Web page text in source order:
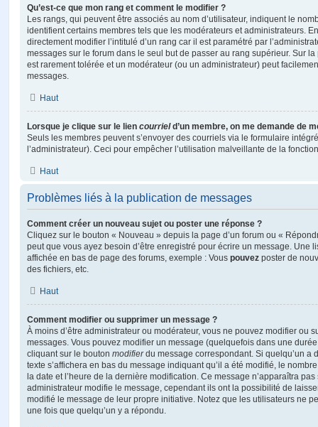
Qu’est-ce que mon rang et comment le modifier ?
Les rangs, qui peuvent être associés au nom d’utilisateur, indiquent le
identifient certains membres tels que les modérateurs et administrateurs.
directement modifier l’intitulé d’un rang car il est paramétré par
messages sur le forum dans le seul but de passer au rang supérieur. Sur
est rarement tolérée et un modérateur (ou un administrateur) peut
messages.
Haut
Lorsque je clique sur le lien courrield’un membre, on me demande de
Seuls les membres peuvent s’envoyer des courriels via le formulaire
l’administrateur). Ceci pour empêcher l’utilisation malveillante de la
Haut
Problèmes liés à la publication de messages
Comment créer un nouveau sujet ou poster une réponse ?
Cliquez sur le bouton « Nouveau » depuis la page d’un forum ou «
peut que vous ayez besoin d’être enregistré pour écrire un message. Une
affichée en bas de page des forums, exemple : Vous pouvez poster de
des fichiers, etc.
Haut
Comment modifier ou supprimer un message ?
À moins d’être administrateur ou modérateur, vous ne pouvez modifier ou
messages. Vous pouvez modifier un message (quelquefois dans une
cliquant sur le bouton modifierdu message correspondant. Si quelqu’un a
texte s’affichera en bas du message indiquant qu’il a été modifié, le
la date et l’heure de la dernière modification. Ce message n’apparaîtra
administrateur modifie le message, cependant ils ont la possibilité de
modifié le message de leur propre initiative. Notez que les utilisateurs ne
une fois que quelqu’un y a répondu.